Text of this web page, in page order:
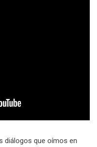
diálogos que oímos en